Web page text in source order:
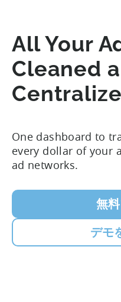
All Your
Cleaned
One dashboard to
every dollar of your
ad networks.
無
デモ